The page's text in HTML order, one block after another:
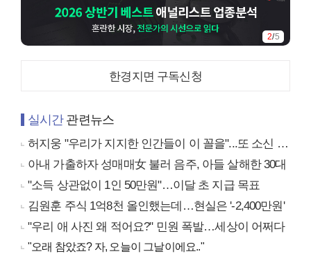
3/5
한경지면 구독신청
실시간관련뉴스
허지웅 "우리가 지지한 인간들이 이 꼴을"...또 소신 발언
아내 가출하자 성매매女 불러 음주, 아들 살해한 30대
"소득 상관없이 1인 50만원"…이달 초 지급 목표
김원훈 주식 1억8천 올인했는데…현실은 '-2,400만원'
"우리 애 사진 왜 적어요?" 민원 폭발…세상이 어쩌다
"오래 참았죠? 자, 오늘이 그날이에요.."